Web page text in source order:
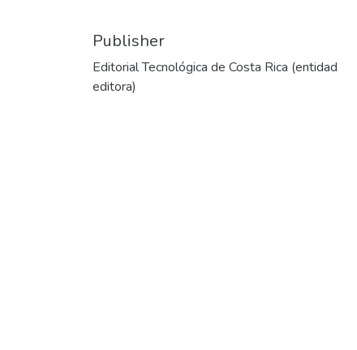
Publisher
Editorial Tecnológica de Costa Rica (entidad
editora)